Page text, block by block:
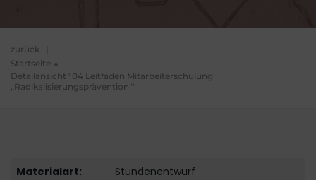
zurück |
Startseite
Detailansicht "04 Leitfaden Mitarbeiterschulung
„Radikalisierungsprävention“"
Materialart: Stundenentwurf